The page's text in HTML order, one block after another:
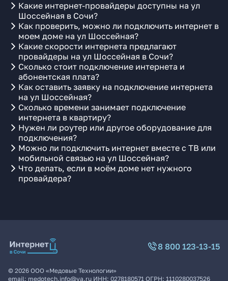
Какие интернет-провайдеры доступны на ул
Шоссейная в Сочи?
Как проверить, можно ли подключить интернет в
моем доме на ул Шоссейная?
Какие скорости интернета предлагают
провайдеры на ул Шоссейная в Сочи?
Сколько стоит подключение интернета и
абонентская плата?
Как оставить заявку на подключение интернета
на ул Шоссейная?
Сколько времени занимает подключение
интернета в квартиру?
Нужен ли роутер или другое оборудование для
подключения?
Можно ли подключить интернет вместе с ТВ или
мобильной связью на ул Шоссейная?
Что делать, если в моём доме нет нужного
провайдера?
8 800 123-13-15
© 2026 ООО «Медовые Технологии»
email: medotech.info@ya.ru ИНН: 0278180571 ОГРН: 1110280037526